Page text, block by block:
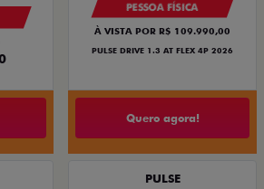
PESSOA FÍSICA
À VISTA POR R$ 109.990,00
PULSE DRIVE 1.3 AT FLEX 4P 2026
Quero agora!
PULSE